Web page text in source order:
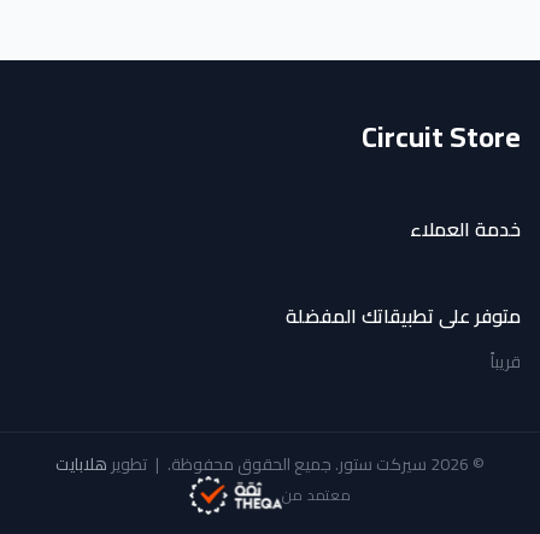
Circuit Store
خدمة العملاء
متوفر على تطبيقاتك المفضلة
قريباً
© 2026 سيركت ستور. جميع الحقوق محفوظة. | تطويرهلابايت
معتمد من